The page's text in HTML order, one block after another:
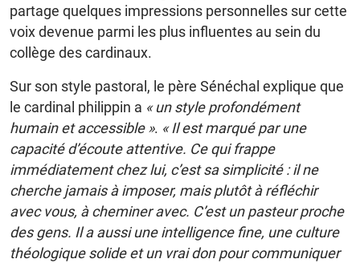
partage quelques impressions personnelles sur cette
voix devenue parmi les plus influentes au sein du
collège des cardinaux.
Sur son style pastoral, le père Sénéchal explique que
le cardinal philippin a « un style profondément
humain et accessible ». « Il est marqué par une
capacité d’écoute attentive. Ce qui frappe
immédiatement chez lui, c’est sa simplicité : il ne
cherche jamais à imposer, mais plutôt à réfléchir
avec vous, à cheminer avec. C’est un pasteur proche
des gens. Il a aussi une intelligence fine, une culture
théologique solide et un vrai don pour communiquer